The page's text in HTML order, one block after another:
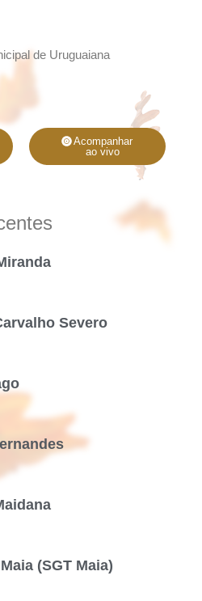
de Uruguaiana
Acompanhar
ao vivo
Severo
(SGT Maia)